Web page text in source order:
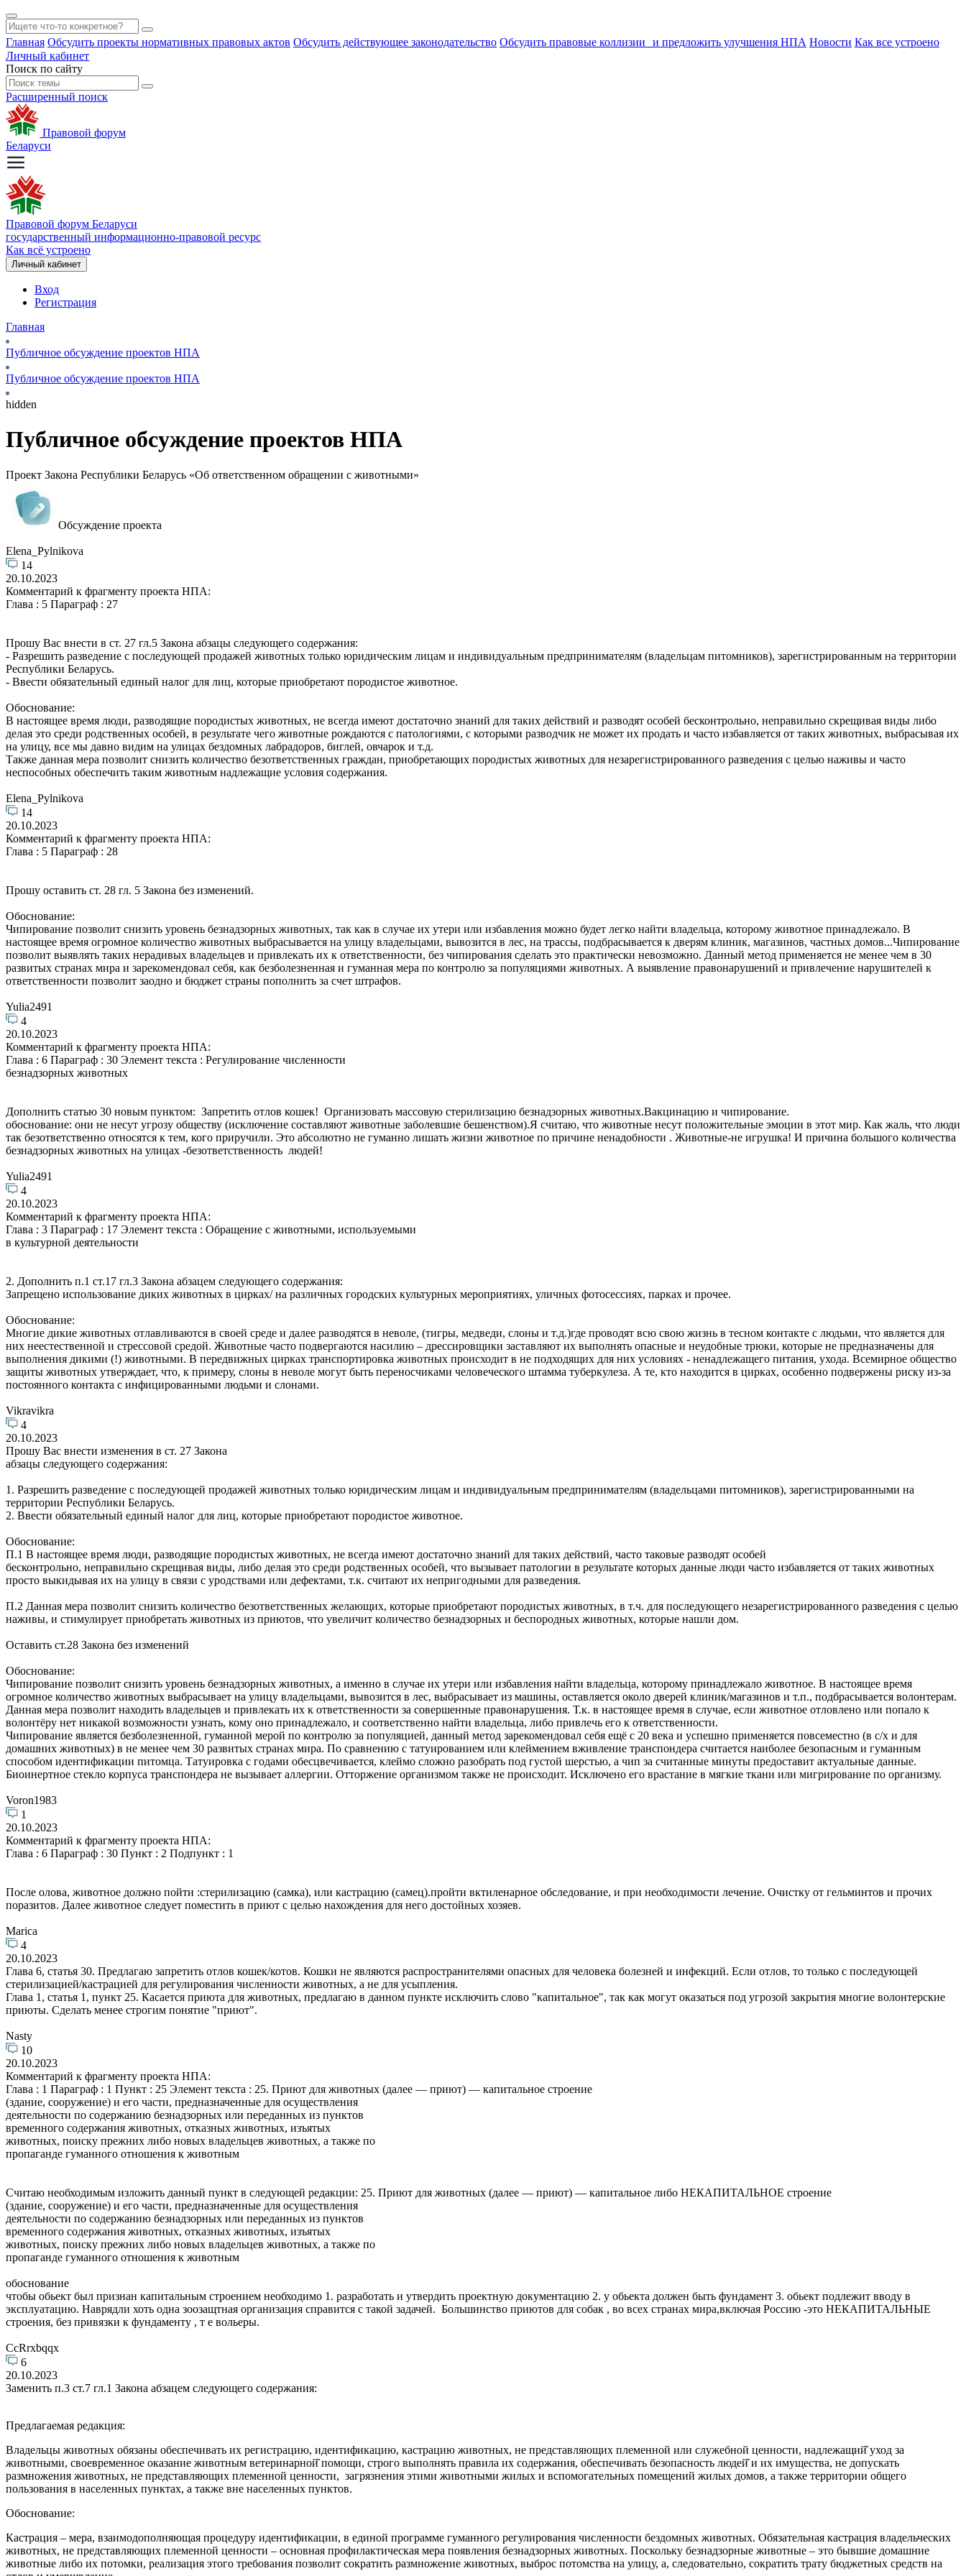
Главная Обсудить проекты нормативных правовых актов Обсудить действующее законодательство Обсудить правовые коллизии и предложить улучшения НПА Новости Как все устроено
Личный кабинет
Поиск по сайту
Расширенный поиск
Правовой форум
Беларуси
Правовой форум Беларуси
государственный информационно-правовой ресурс
Как всё устроено
Личный кабинет
Вход
Регистрация
Главная
Публичное обсуждение проектов НПА
Публичное обсуждение проектов НПА
hidden
Публичное обсуждение проектов НПА
Проект Закона Республики Беларусь «Об ответственном обращении с животными»
Обсуждение проекта
Elena_Pylnikova
14
20.10.2023
Комментарий к фрагменту проекта НПА:
Глава : 5 Параграф : 27
Прошу Вас внести в ст. 27 гл.5 Закона абзацы следующего содержания:
- Разрешить разведение с последующей продажей животных только юридическим лицам и индивидуальным предпринимателям (владельцам питомников), зарегистрированным на территории
Республики Беларусь.
- Ввести обязательный единый налог для лиц, которые приобретают породистое животное.
Обоснование:
В настоящее время люди, разводящие породистых животных, не всегда имеют достаточно знаний для таких действий и разводят особей бесконтрольно, неправильно скрещивая виды либо
делая это среди родственных особей, в результате чего животные рождаются с патологиями, с которыми разводчик не может их продать и часто избавляется от таких животных, выбрасывая их
на улицу, все мы давно видим на улицах бездомных лабрадоров, биглей, овчарок и т.д.
Также данная мера позволит снизить количество безответственных граждан, приобретающих породистых животных для незарегистрированного разведения с целью наживы и часто
неспособных обеспечить таким животным надлежащие условия содержания.
Elena_Pylnikova
14
20.10.2023
Комментарий к фрагменту проекта НПА:
Глава : 5 Параграф : 28
Прошу оставить ст. 28 гл. 5 Закона без изменений.
Обоснование:
Чипирование позволит снизить уровень безнадзорных животных, так как в случае их утери или избавления можно будет легко найти владельца, которому животное принадлежало. В
настоящее время огромное количество животных выбрасывается на улицу владельцами, вывозится в лес, на трассы, подбрасывается к дверям клиник, магазинов, частных домов...Чипирование
позволит выявлять таких нерадивых владельцев и привлекать их к ответственности, без чипирования сделать это практически невозможно. Данный метод применяется не менее чем в 30
развитых странах мира и зарекомендовал себя, как безболезненная и гуманная мера по контролю за популяциями животных. А выявление правонарушений и привлечение нарушителей к
ответственности позволит заодно и бюджет страны пополнить за счет штрафов.
Yulia2491
4
20.10.2023
Комментарий к фрагменту проекта НПА:
Глава : 6 Параграф : 30 Элемент текста : Регулирование численности
безнадзорных животных
Дополнить статью 30 новым пунктом: Запретить отлов кошек! Организовать массовую стерилизацию безнадзорных животных.Вакцинацию и чипирование.
обоснование: они не несут угрозу обществу (исключение составляют животные заболевшие бешенством).Я считаю, что животные несут положительные эмоции в этот мир. Как жаль, что люди
так безответственно относятся к тем, кого приручили. Это абсолютно не гуманно лишать жизни животное по причине ненадобности . Животные-не игрушка! И причина большого количества
безнадзорных животных на улицах -безответственность людей!
Yulia2491
4
20.10.2023
Комментарий к фрагменту проекта НПА:
Глава : 3 Параграф : 17 Элемент текста : Обращение с животными, используемыми
в культурной деятельности
2. Дополнить п.1 ст.17 гл.3 Закона абзацем следующего содержания:
Запрещено использование диких животных в цирках/ на различных городских культурных мероприятиях, уличных фотосессиях, парках и прочее.
Обоснование:
Многие дикие животных отлавливаются в своей среде и далее разводятся в неволе, (тигры, медведи, слоны и т.д.)где проводят всю свою жизнь в тесном контакте с людьми, что является для
них неестественной и стрессовой средой. Животные часто подвергаются насилию – дрессировщики заставляют их выполнять опасные и неудобные трюки, которые не предназначены для
выполнения дикими (!) животными. В передвижных цирках транспортировка животных происходит в не подходящих для них условиях - ненадлежащего питания, ухода. Всемирное общество
защиты животных утверждает, что, к примеру, слоны в неволе могут быть переносчиками человеческого штамма туберкулеза. А те, кто находится в цирках, особенно подвержены риску из-за
постоянного контакта с инфицированными людьми и слонами.
Vikravikra
4
20.10.2023
Прошу Вас внести изменения в ст. 27 Закона
абзацы следующего содержания:
1. Разрешить разведение с последующей продажей животных только юридическим лицам и индивидуальным предпринимателям (владельцами питомников), зарегистрированными на
территории Республики Беларусь.
2. Ввести обязательный единый налог для лиц, которые приобретают породистое животное.
Обоснование:
П.1 В настоящее время люди, разводящие породистых животных, не всегда имеют достаточно знаний для таких действий, часто таковые разводят особей
бесконтрольно, неправильно скрещивая виды, либо делая это среди родственных особей, что вызывает патологии в результате которых данные люди часто избавляется от таких животных
просто выкидывая их на улицу в связи с уродствами или дефектами, т.к. считают их непригодными для разведения.
П.2 Данная мера позволит снизить количество безответственных желающих, которые приобретают породистых животных, в т.ч. для последующего незарегистрированного разведения с целью
наживы, и стимулирует приобретать животных из приютов, что увеличит количество безнадзорных и беспородных животных, которые нашли дом.
Оставить ст.28 Закона без изменений
Обоснование:
Чипирование позволит снизить уровень безнадзорных животных, а именно в случае их утери или избавления найти владельца, которому принадлежало животное. В настоящее время
огромное количество животных выбрасывает на улицу владельцами, вывозится в лес, выбрасывает из машины, оставляется около дверей клиник/магазинов и т.п., подбрасывается волонтерам.
Данная мера позволит находить владельцев и привлекать их к ответственности за совершенные правонарушения. Т.к. в настоящее время в случае, если животное отловлено или попало к
волонтёру нет никакой возможности узнать, кому оно принадлежало, и соответственно найти владельца, либо привлечь его к ответственности.
Чипирование является безболезненной, гуманной мерой по контролю за популяцией, данный метод зарекомендовал себя ещё с 20 века и успешно применяется повсеместно (в с/х и для
домашних животных) в не менее чем 30 развитых странах мира. По сравнению с татуированием или клеймением вживление транспондера считается наиболее безопасным и гуманным
способом идентификации питомца. Татуировка с годами обесцвечивается, клеймо сложно разобрать под густой шерстью, а чип за считанные минуты предоставит актуальные данные.
Биоинертное стекло корпуса транспондера не вызывает аллергии. Отторжение организмом также не происходит. Исключено его врастание в мягкие ткани или мигрирование по организму.
Voron1983
1
20.10.2023
Комментарий к фрагменту проекта НПА:
Глава : 6 Параграф : 30 Пункт : 2 Подпункт : 1
После олова, животное должно пойти :стерилизацию (самка), или кастрацию (самец).пройти вктиленарное обследование, и при необходимости лечение. Очистку от гельминтов и прочих
поразитов. Далее животное следует поместить в приют с целью нахождения для него достойных хозяев.
Marica
4
20.10.2023
Глава 6, статья 30. Предлагаю запретить отлов кошек/котов. Кошки не являются распространителями опасных для человека болезней и инфекций. Если отлов, то только с последующей
стерилизацией/кастрацией для регулирования численности животных, а не для усыпления.
Глава 1, статья 1, пункт 25. Касается приюта для животных, предлагаю в данном пункте исключить слово "капитальное", так как могут оказаться под угрозой закрытия многие волонтерские
приюты. Сделать менее строгим понятие "приют".
Nasty
10
20.10.2023
Комментарий к фрагменту проекта НПА:
Глава : 1 Параграф : 1 Пункт : 25 Элемент текста : 25. Приют для животных (далее — приют) — капитальное строение
(здание, сооружение) и его части, предназначенные для осуществления
деятельности по содержанию безнадзорных или переданных из пунктов
временного содержания животных, отказных животных, изъятых
животных, поиску прежних либо новых владельцев животных, а также по
пропаганде гуманного отношения к животным
Считаю необходимым изложить данный пункт в следующей редакции: 25. Приют для животных (далее — приют) — капитальное либо НЕКАПИТАЛЬНОЕ строение
(здание, сооружение) и его части, предназначенные для осуществления
деятельности по содержанию безнадзорных или переданных из пунктов
временного содержания животных, отказных животных, изъятых
животных, поиску прежних либо новых владельцев животных, а также по
пропаганде гуманного отношения к животным
обоснование
чтобы обьект был признан капитальным строением необходимо 1. разработать и утвердить проектную документацию 2. у обьекта должен быть фундамент 3. обьект подлежит вводу в
эксплуатацию. Наврядли хоть одна зоозащтная организация справится с такой задачей. Большинство приютов для собак , во всех странах мира,включая Россию -это НЕКАПИТАЛЬНЫЕ
строения, без привязки к фундаменту , т е вольеры.
CcRrxbqqx
6
20.10.2023
Заменить п.3 ст.7 гл.1 Закона абзацем следующего содержания:
Предлагаемая редакция:
Владельцы животных обязаны обеспечивать их регистрацию, идентификацию, кастрацию животных, не представляющих племенной или служебной ценности, надлежащий̆ уход за
животными, своевременное оказание животным ветеринарной̆ помощи, строго выполнять правила их содержания, обеспечивать безопасность людей̆ и их имущества, не допускать
размножения животных, не представляющих племенной ценности, загрязнения этими животными жилых и вспомогательных помещений жилых домов, а также территории общего
пользования в населенных пунктах, а также вне населенных пунктов.
Обоснование:
Кастрация – мера, взаимодополняющая процедуру идентификации, в единой программе гуманного регулирования численности бездомных животных. Обязательная кастрация владельческих
животных, не представляющих племенной ценности – основная профилактическая мера появления безнадзорных животных. Поскольку безнадзорные животные – это бывшие домашние
животные либо их потомки, реализация этого требования позволит сократить размножение животных, выброс потомства на улицу, а, следовательно, сократить трату бюджетных средств на